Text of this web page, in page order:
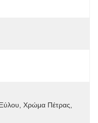
Χρώμα Πέτρας,